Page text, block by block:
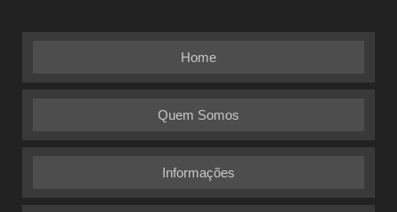
Home
Quem Somos
Informações